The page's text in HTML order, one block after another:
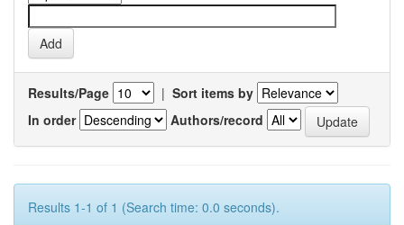
Results/Page | Sort items by
In order
Authors/record
Results 1-1 of 1 (Search time: 0.0 seconds).